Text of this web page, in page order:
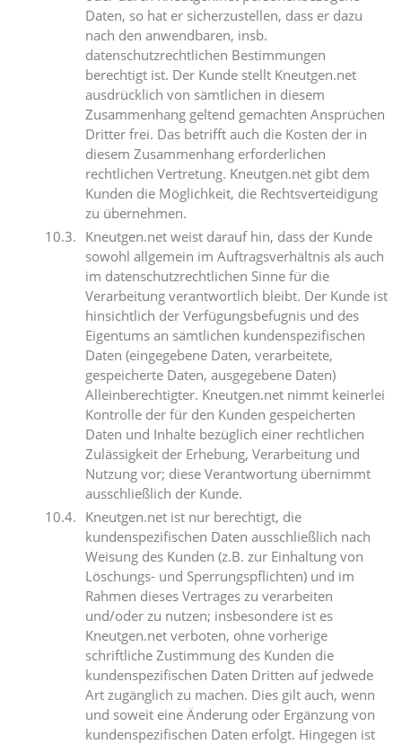
Daten, so hat er sicherzustellen, dass er dazu
nach den anwendbaren, insb.
datenschutzrechtlichen Bestimmungen
berechtigt ist. Der Kunde stellt Kneutgen.net
ausdrücklich von sämtlichen in diesem
Zusammenhang geltend gemachten Ansprüchen
Dritter frei. Das betrifft auch die Kosten der in
diesem Zusammenhang erforderlichen
rechtlichen Vertretung. Kneutgen.net gibt dem
Kunden die Möglichkeit, die Rechtsverteidigung
zu übernehmen.
Kneutgen.net weist darauf hin, dass der Kunde
sowohl allgemein im Auftragsverhältnis als auch
im datenschutzrechtlichen Sinne für die
Verarbeitung verantwortlich bleibt. Der Kunde ist
hinsichtlich der Verfügungsbefugnis und des
Eigentums an sämtlichen kundenspezifischen
Daten (eingegebene Daten, verarbeitete,
gespeicherte Daten, ausgegebene Daten)
Alleinberechtigter. Kneutgen.net nimmt keinerlei
Kontrolle der für den Kunden gespeicherten
Daten und Inhalte bezüglich einer rechtlichen
Zulässigkeit der Erhebung, Verarbeitung und
Nutzung vor; diese Verantwortung übernimmt
ausschließlich der Kunde.
Kneutgen.net ist nur berechtigt, die
kundenspezifischen Daten ausschließlich nach
Weisung des Kunden (z.B. zur Einhaltung von
Löschungs- und Sperrungspflichten) und im
Rahmen dieses Vertrages zu verarbeiten
und/oder zu nutzen; insbesondere ist es
Kneutgen.net verboten, ohne vorherige
schriftliche Zustimmung des Kunden die
kundenspezifischen Daten Dritten auf jedwede
Art zugänglich zu machen. Dies gilt auch, wenn
und soweit eine Änderung oder Ergänzung von
kundenspezifischen Daten erfolgt. Hingegen ist